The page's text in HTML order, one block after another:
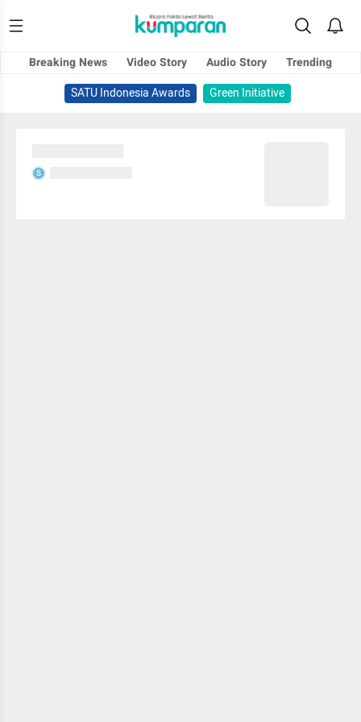
Breaking News Video Story Audio Story
Trending
SATU Indonesia Awards
Green Initiative
S